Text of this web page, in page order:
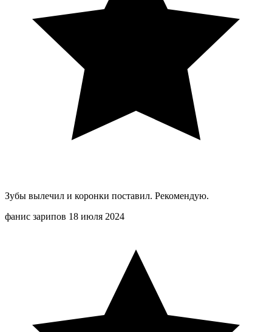
Зубы вылечил и коронки поставил. Рекомендую.
фанис зарипов 18 июля 2024